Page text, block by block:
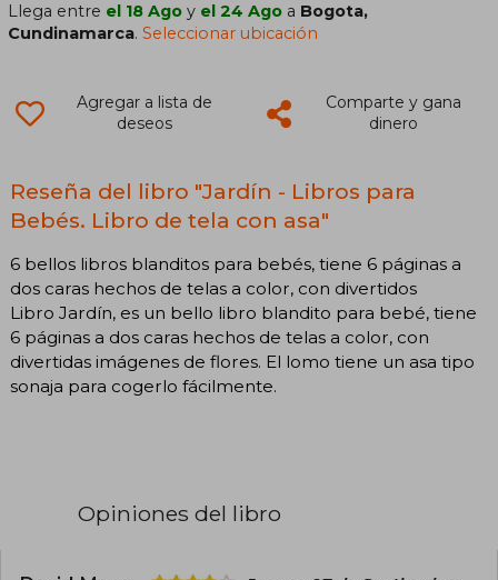
Llega entre el 18 Ago y el 24 Ago a Bogota,
Cundinamarca.Seleccionar ubicación
Agregar a lista de
deseos
Comparte y gana
dinero
Reseña del libro "Jardín - Libros para
Bebés. Libro de tela con asa"
6 bellos libros blanditos para bebés, tiene 6 páginas a
dos caras hechos de telas a color, con divertidos
Libro Jardín, es un bello libro blandito para bebé, tiene
6 páginas a dos caras hechos de telas a color, con
divertidas imágenes de flores. El lomo tiene un asa tipo
sonaja para cogerlo fácilmente.
Opiniones del libro